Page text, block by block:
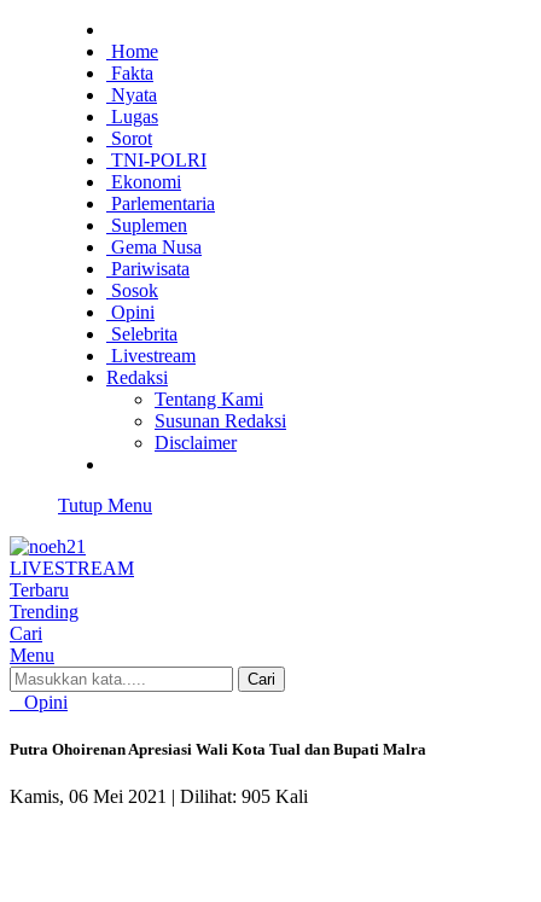
Home
Fakta
Nyata
Lugas
Sorot
TNI-POLRI
Ekonomi
Parlementaria
Suplemen
Gema Nusa
Pariwisata
Sosok
Opini
Selebrita
Livestream
Redaksi
Tentang Kami
Susunan Redaksi
Disclaimer
Tutup Menu
LIVESTREAM
Terbaru
Trending
Cari
Menu
Cari
Opini
Putra Ohoirenan Apresiasi Wali Kota Tual dan Bupati Malra
Kamis, 06 Mei 2021 | Dilihat: 905 Kali